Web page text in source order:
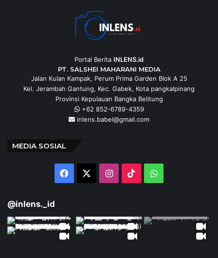
Portal Berita INLENS.id
PT. SALSHEI MAHARANI MEDIA
Jalan Kulan Kampak, Perum Prima Garden Blok A 25
Kel. Jerambah Gantung, Kec. Gabek, Kota pangkalpinang
Provinsi Kepulauan Bangka Belitung
+62 852-6789-4359
inlens.babel@gmail.com
MEDIA SOSIAL
Facebook Instagram
TikTokWhatsApp
@inlens._id